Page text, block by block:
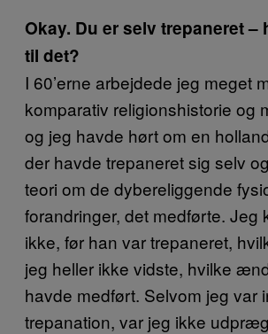
Okay. Du er selv trepaneret –
til det?
I 60’erne arbejdede jeg meget
komparativ religionshistorie og
og jeg havde hørt om en
der havde trepaneret sig selv
teori om de dybereliggende
forandringer, det medførte. Jeg
ikke, før han var trepaneret,
jeg heller ikke vidste, hvilke
havde medført. Selvom jeg var
trepanation, var jeg ikke